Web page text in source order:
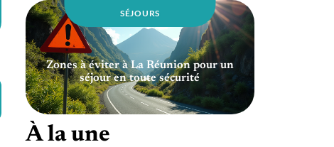
SÉJOURS
Zones à éviter à La Réunion pour un
séjour en toute sécurité
À la une